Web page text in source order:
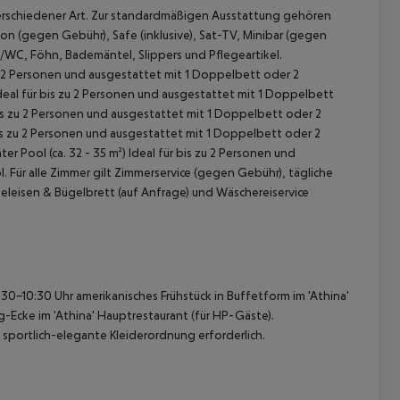
Art. Zur standardmäßigen Ausstattung gehören
(gegen Gebühr), Safe (inklusive), Sat-TV, Minibar (gegen
Föhn, Bademäntel, Slippers und Pflegeartikel.
2 Personen und ausgestattet mit 1 Doppelbett oder 2
für bis zu 2 Personen und ausgestattet mit 1 Doppelbett
zu 2 Personen und ausgestattet mit 1 Doppelbett oder 2
zu 2 Personen und ausgestattet mit 1 Doppelbett oder 2
Pool (ca. 32 - 35 m²) Ideal für bis zu 2 Personen und
Für alle Zimmer gilt Zimmerservice (gegen Gebühr), tägliche
& Bügelbrett (auf Anfrage) und Wäschereiservice
10:30 Uhr amerikanisches Frühstück in Buffetform im 'Athina'
im 'Athina' Hauptrestaurant (für HP-Gäste).
sportlich-elegante Kleiderordnung erforderlich.